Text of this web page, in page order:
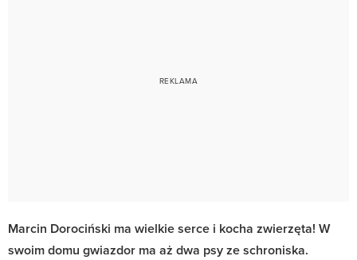
Marcin Dorociński ma wielkie serce i kocha zwierzęta! W
swoim domu gwiazdor ma aż dwa psy ze schroniska.